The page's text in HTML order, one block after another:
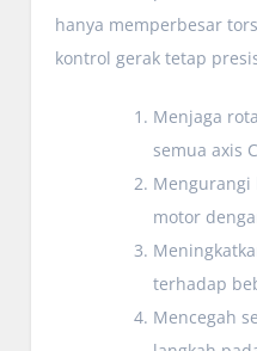
hanya memperbesar
kontrol gerak tetap
Menjaga
semua axis
Mengurangi
motor
terhadap
Mencegah